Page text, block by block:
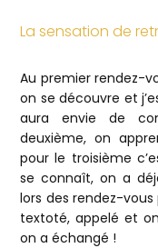
La sensation de
Au premier rendez-
on se découvre et
aura envie de
deuxième, on
pour le troisième
se connaît, on a
lors des rendez-vous
textoté, appelé et
on a échangé !